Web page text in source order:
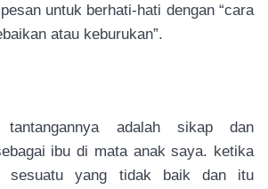
untuk berhati-hati dengan “cara
atau keburukan”.
adalah sikap dan
ibu di mata anak saya. ketika
sesuatu yang tidak baik dan itu